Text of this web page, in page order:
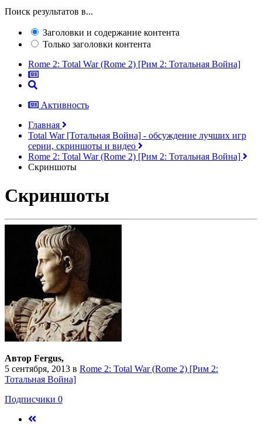
Поиск результатов в...
Заголовки и содержание контента
Только заголовки контента
Rome 2: Total War (Rome 2) [Рим 2: Тотальная Война]
Активность
Главная
Total War [Тотальная Война] - обсуждение лучших игр
серии, скриншоты и видео
Rome 2: Total War (Rome 2) [Рим 2: Тотальная Война]
Скриншоты
Скриншоты
Автор Fergus,
5 сентября, 2013 в Rome 2: Total War (Rome 2) [Рим 2:
Тотальная Война]
Подписчики 0